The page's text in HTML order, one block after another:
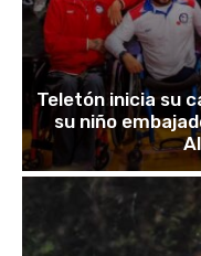
Teletón inicia su
su niño